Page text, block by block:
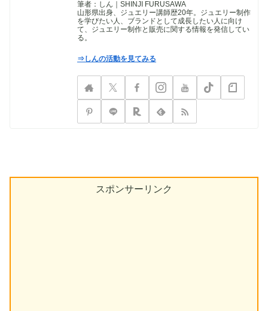
筆者：しん｜SHINJI FURUSAWA
山形県出身、ジュエリー講師歴20年。ジュエリー制作
を学びたい人、ブランドとして成長したい人に向け
て、ジュエリー制作と販売に関する情報を発信してい
る。
⇒しんの活動を見てみる
スポンサーリンク